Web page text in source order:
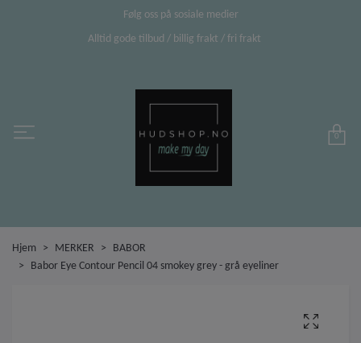
Følg oss på sosiale medier
Alltid gode tilbud / billig frakt / fri frakt
0
Hjem MERKER
BABOR
Babor Eye Contour Pencil 04 smokey grey - grå eyeliner